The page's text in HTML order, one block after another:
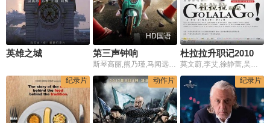
英雄之城
HD国语
第三声钟响
斯琴高丽,熊乃瑾,马闻远,陶平
杜拉拉升职记2010
莫文蔚,李艾,徐静蕾,吴佩慈,黄立行,王菁锳
纪录片
动作片 纪录片